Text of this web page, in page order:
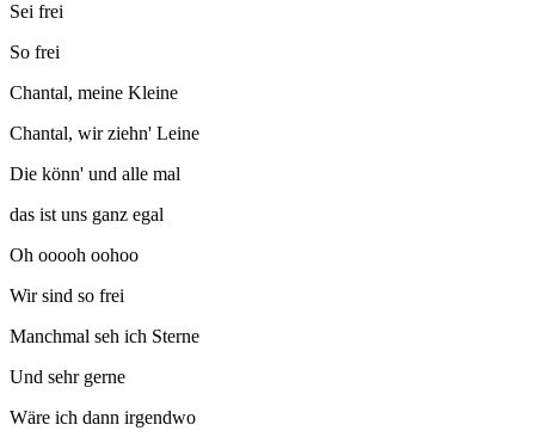
Sei frei
So frei
Chantal, meine Kleine
Chantal, wir ziehn' Leine
Die könn' und alle mal
das ist uns ganz egal
Oh ooooh oohoo
Wir sind so frei
Manchmal seh ich Sterne
Und sehr gerne
Wäre ich dann irgendwo